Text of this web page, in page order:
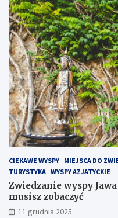
n
a
P
ó
ł
w
y
s
p
i
e
H
e
s
k
i
m
?
CIEKAWE WYSPY MIEJSCA DO
TURYSTYKA WYSPY AZJATYCKIE
Zwiedzanie wyspy
musisz zobaczyć
11 grudnia 2025